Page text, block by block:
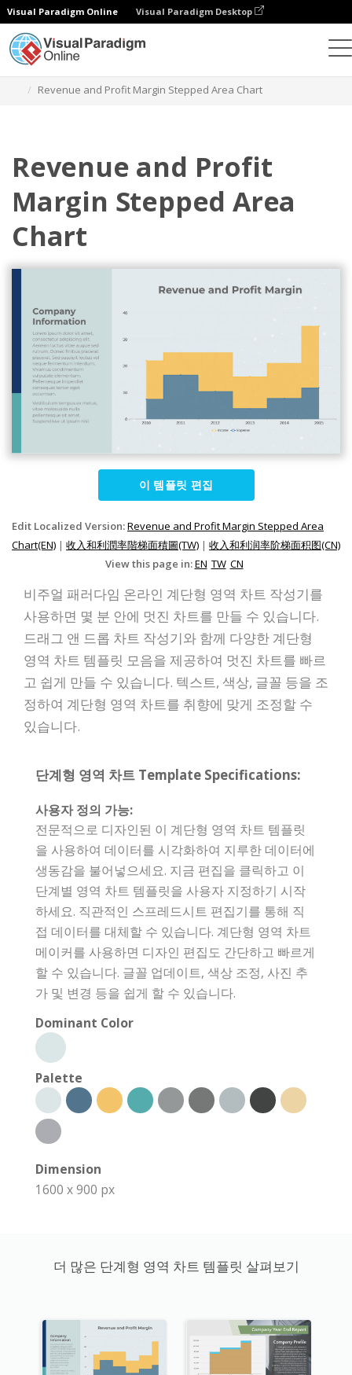
Visual Paradigm Online Visual Paradigm Desktop
Revenue and Profit Margin Stepped Area Chart
Revenue and Profit
Margin Stepped Area
Chart
이 템플릿 편집
Edit Localized Version:Revenue and Profit Margin Stepped Area
Chart(EN) | 收入和利潤率階梯面積圖(TW) | 收入和利润率阶梯面积图(CN)
View this page in:EN TW CN
비주얼 패러다임 온라인 계단형 영역 차트 작성기를
사용하면 몇 분 안에 멋진 차트를 만들 수 있습니다.
드래그 앤 드롭 차트 작성기와 함께 다양한 계단형
영역 차트 템플릿 모음을 제공하여 멋진 차트를 빠르
고 쉽게 만들 수 있습니다. 텍스트, 색상, 글꼴 등을 조
정하여 계단형 영역 차트를 취향에 맞게 조정할 수
있습니다.
단계형 영역 차트 Template Specifications:
사용자 정의 가능:
전문적으로 디자인된 이 계단형 영역 차트 템플릿
을 사용하여 데이터를 시각화하여 지루한 데이터에
생동감을 불어넣으세요. 지금 편집을 클릭하고 이
단계별 영역 차트 템플릿을 사용자 지정하기 시작
하세요. 직관적인 스프레드시트 편집기를 통해 직
접 데이터를 대체할 수 있습니다. 계단형 영역 차트
메이커를 사용하면 디자인 편집도 간단하고 빠르게
할 수 있습니다. 글꼴 업데이트, 색상 조정, 사진 추
가 및 변경 등을 쉽게 할 수 있습니다.
Dominant Color
Palette
Dimension
1600 x 900 px
더 많은 단계형 영역 차트 템플릿 살펴보기